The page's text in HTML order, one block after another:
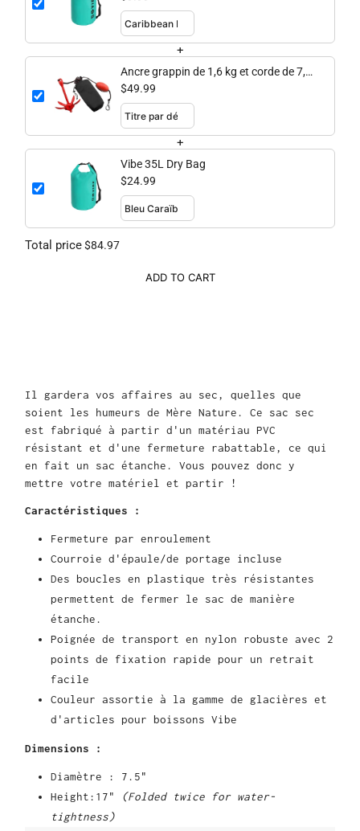
+
Ancre grappin de 1,6 kg et corde de 7,6
m
$49.99
+
Vibe 35L Dry Bag
$24.99
Total price$84.97
ADD TO CART
Il gardera vos affaires au sec, quelles que
soient les humeurs de Mère Nature. Ce sac sec
est fabriqué à partir d'un matériau PVC
résistant et d'une fermeture rabattable, ce qui
en fait un sac étanche. Vous pouvez donc y
mettre votre matériel et partir !
Caractéristiques :
Fermeture par enroulement
Courroie d'épaule/de portage incluse
Des boucles en plastique très résistantes
permettent de fermer le sac de manière
étanche.
Poignée de transport en nylon robuste avec 2
points de fixation rapide pour un retrait
facile
Couleur assortie à la gamme de glacières et
d'articles pour boissons Vibe
Dimensions :
Diamètre : 7.5"
Height:17"
(Folded twice for water-
tightness)